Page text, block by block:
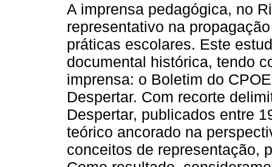
A imprensa pedagógica, no
representativo na
práticas escolares. Este
documental histórica, tendo
imprensa: o Boletim do
Despertar. Com recorte
Despertar, publicados entre
teórico ancorado na
conceitos de representação,